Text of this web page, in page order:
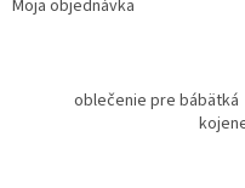
Moja objednávka
oblečenie pre bábätká